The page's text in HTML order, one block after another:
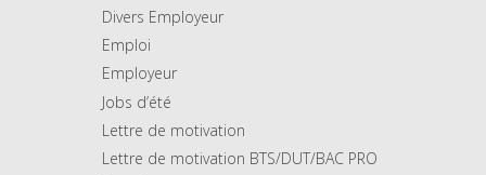
Divers Employeur
Emploi
Employeur
Jobs d’été
Lettre de motivation
Lettre de motivation BTS/DUT/BAC PRO